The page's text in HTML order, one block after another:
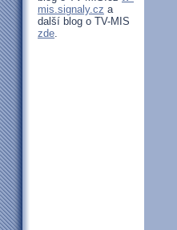
mis.signaly.cz a
další blog o TV-MIS
zde.